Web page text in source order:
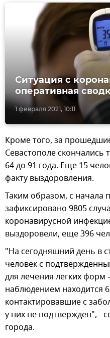
1 февраля 2021, 10:11
Ситуация с
оперативная
Кроме того, за
Севастополе скончались
64 до 91 года. Еще 15
факту выздоровления.
Таким образом, с начала
зафиксировано 9805
коронавирусной
выздоровели, еще 396
"На сегодняшний день в
человек с
для лечения легких форм
наблюдением находится
контактировавшие с
у них не подтвержден", -
города.